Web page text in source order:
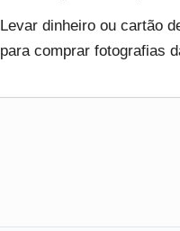
Levar dinheiro ou cartão
para comprar fotografias